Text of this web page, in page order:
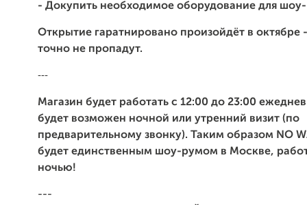
- Докупить необходимое оборудование для
Открытие гаратнировано произойдёт в октябре
точно не пропадут.
---
Магазин будет работать с 12:00 до 23:00
будет возможен ночной или утренний визит (по
предварительному звонку). Таким образом NO
будет единственным шоу-румом в Москве,
ночью!
---